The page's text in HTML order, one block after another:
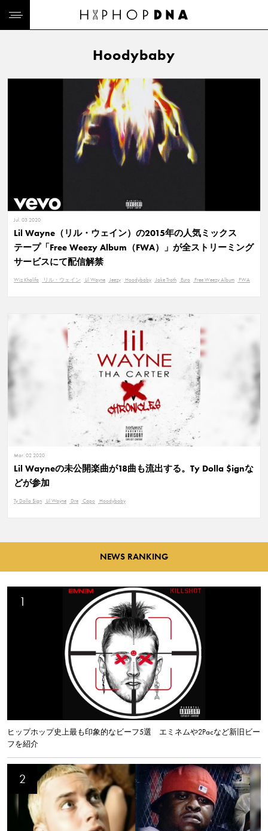
Hoodybaby
Jul. 03 2020
Lil Wayne（リル・ウェイン）の2015年の人気ミックス
テープ「Free Weezy Album（FWA）」が全ストリーミング
サービスにて配信解禁
Wiz Khalifa リル・ウェイン Lil Wayne Jeezy Hoodybaby Jake Troth Euro Free Weezy Album FWA
Mar. 02 2020
Lil Wayneの未公開楽曲が18曲も流出する。Ty Dolla $ignな
どが参加
Ty Dolla $ign Lil Wayne Dre Capo Hoodybaby
NEWS RANKING
ヒップホップ史上最も印象的なビーフ5選 エミネムや2Pacなど新旧ビー
フを紹介